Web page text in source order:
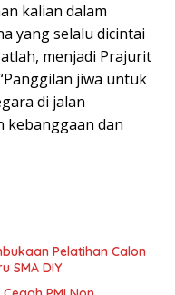
kalian dalam
yang selalu dicintai
menjadi Prajurit
jiwa untuk
di jalan
kebanggaan dan
Pelatihan Calon
SMA DIY